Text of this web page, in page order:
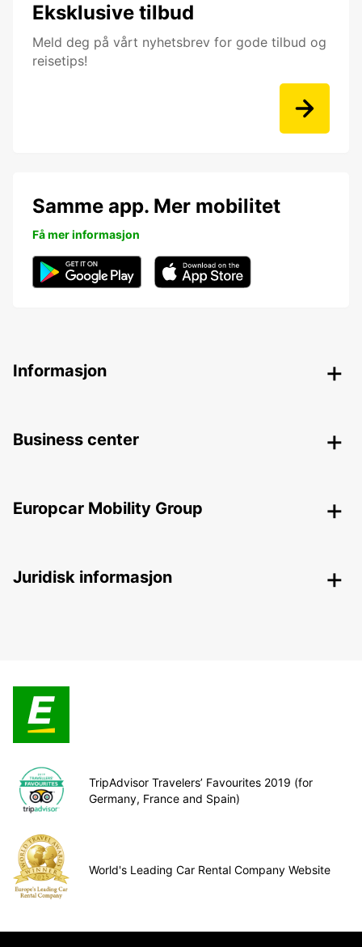
Eksklusive tilbud
Meld deg på vårt nyhetsbrev for gode tilbud og
reisetips!
Samme app. Mer mobilitet
Få mer informasjon
Informasjon
Business center
Europcar Mobility Group
Juridisk informasjon
TripAdvisor Travelers’ Favourites 2019 (for
Germany, France and Spain)
World's Leading Car Rental Company Website